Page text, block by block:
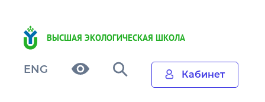
ВЫСШАЯ ЭКОЛОГИЧЕСКАЯ ШКОЛА
ENG Кабинет